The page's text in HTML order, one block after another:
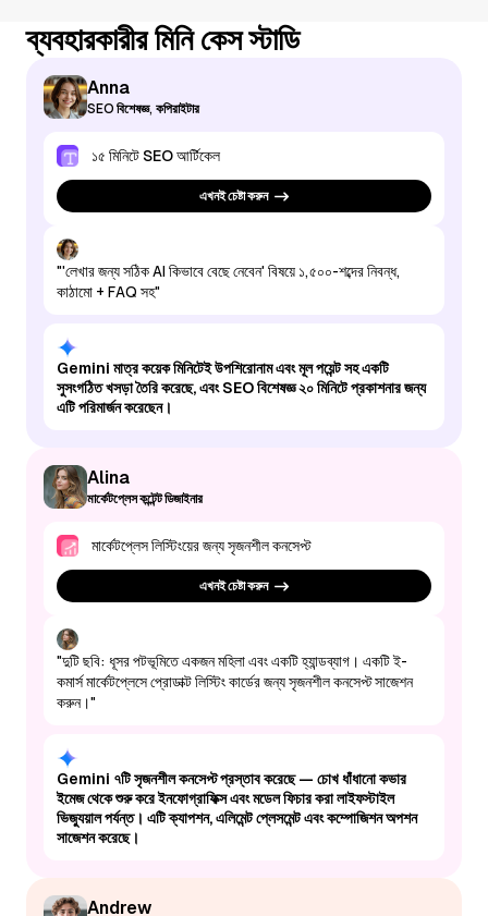
ব্যবহারকারীর মিনি কেস স্টাডি
Anna
SEO বিশেষজ্ঞ, কপিরাইটার
১৫ মিনিটে SEO আর্টিকেল
এখনই চেষ্টা করুন
"'লেখার জন্য সঠিক AI কিভাবে বেছে নেবেন' বিষয়ে ১,৫০০-শব্দের নিবন্ধ,
কাঠামো + FAQ সহ"
Gemini মাত্র কয়েক মিনিটেই উপশিরোনাম এবং মূল পয়েন্ট সহ একটি
সুসংগঠিত খসড়া তৈরি করেছে, এবং SEO বিশেষজ্ঞ ২০ মিনিটে প্রকাশনার জন্য
এটি পরিমার্জন করেছেন।
Alina
মার্কেটপ্লেস কন্টেন্ট ডিজাইনার
মার্কেটপ্লেস লিস্টিংয়ের জন্য সৃজনশীল কনসেপ্ট
এখনই চেষ্টা করুন
"দুটি ছবি: ধূসর পটভূমিতে একজন মহিলা এবং একটি হ্যান্ডব্যাগ। একটি ই-
কমার্স মার্কেটপ্লেসে প্রোডাক্ট লিস্টিং কার্ডের জন্য সৃজনশীল কনসেপ্ট সাজেশন
করুন।"
Gemini ৭টি সৃজনশীল কনসেপ্ট প্রস্তাব করেছে — চোখ ধাঁধানো কভার
ইমেজ থেকে শুরু করে ইনফোগ্রাফিক্স এবং মডেল ফিচার করা লাইফস্টাইল
ভিজ্যুয়াল পর্যন্ত। এটি ক্যাপশন, এলিমেন্ট প্লেসমেন্ট এবং কম্পোজিশন অপশন
সাজেশন করেছে।
Andrew